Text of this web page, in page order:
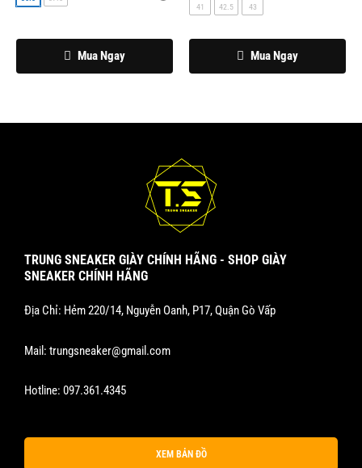
Mua Ngay
được
Mua Ngay
được
41 42.5 43
TRUNG SNEAKER GIÀY CHÍNH HÃNG - SHOP GIÀY
SNEAKER CHÍNH HÃNG
Địa Chỉ: Hẻm 220/14, Nguyễn Oanh, P17, Quận Gò Vấp
Mail: trungsneaker@gmail.com
Hotline: 097.361.4345
XEM BẢN ĐỒ